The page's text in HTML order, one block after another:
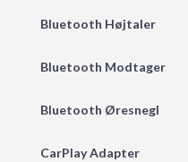
Bluetooth Højtaler
Bluetooth Modtager
Bluetooth Øresnegl
CarPlay Adapter